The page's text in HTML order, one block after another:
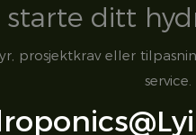
starte ditt
prosjektkrav eller
service.